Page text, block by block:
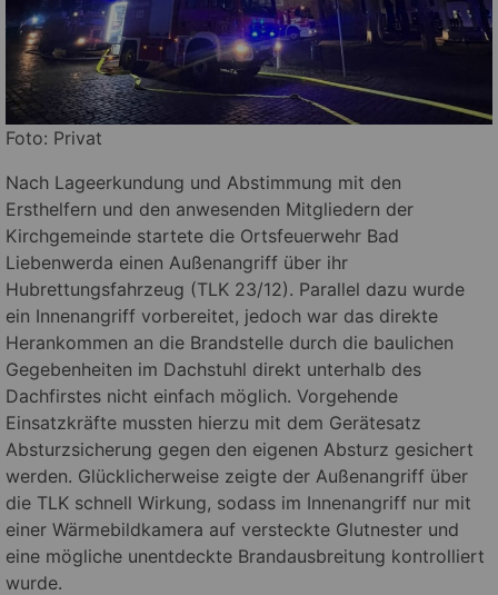
Foto: Privat
Nach Lageerkundung und Abstimmung mit den
Ersthelfern und den anwesenden Mitgliedern der
Kirchgemeinde startete die Ortsfeuerwehr Bad
Liebenwerda einen Außenangriff über ihr
Hubrettungsfahrzeug (TLK 23/12). Parallel dazu wurde
ein Innenangriff vorbereitet, jedoch war das direkte
Herankommen an die Brandstelle durch die baulichen
Gegebenheiten im Dachstuhl direkt unterhalb des
Dachfirstes nicht einfach möglich. Vorgehende
Einsatzkräfte mussten hierzu mit dem Gerätesatz
Absturzsicherung gegen den eigenen Absturz gesichert
werden. Glücklicherweise zeigte der Außenangriff über
die TLK schnell Wirkung, sodass im Innenangriff nur mit
einer Wärmebildkamera auf versteckte Glutnester und
eine mögliche unentdeckte Brandausbreitung kontrolliert
wurde.